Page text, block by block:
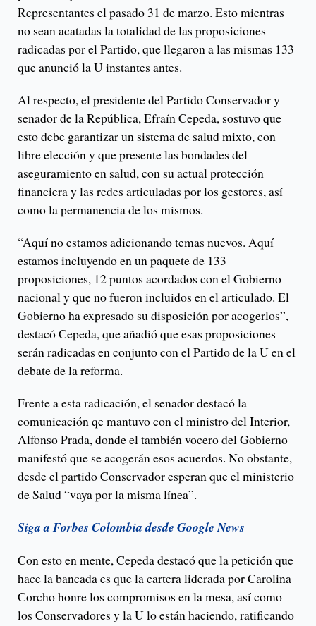
Representantes el pasado 31 de marzo. Esto mientras
no sean acatadas la totalidad de las proposiciones
radicadas por el Partido, que llegaron a las mismas 133
que anunció la U instantes antes.
Al respecto, el presidente del Partido Conservador y
senador de la República, Efraín Cepeda, sostuvo que
esto debe garantizar un sistema de salud mixto, con
libre elección y que presente las bondades del
aseguramiento en salud, con su actual protección
financiera y las redes articuladas por los gestores, así
como la permanencia de los mismos.
“Aquí no estamos adicionando temas nuevos. Aquí
estamos incluyendo en un paquete de 133
proposiciones, 12 puntos acordados con el Gobierno
nacional y que no fueron incluidos en el articulado. El
Gobierno ha expresado su disposición por acogerlos”,
destacó Cepeda, que añadió que esas proposiciones
serán radicadas en conjunto con el Partido de la U en el
debate de la reforma.
Frente a esta radicación, el senador destacó la
comunicación qe mantuvo con el ministro del Interior,
Alfonso Prada, donde el también vocero del Gobierno
manifestó que se acogerán esos acuerdos. No obstante,
desde el partido Conservador esperan que el ministerio
de Salud “vaya por la misma línea”.
Siga a Forbes Colombia desde Google News
Con esto en mente, Cepeda destacó que la petición que
hace la bancada es que la cartera liderada por Carolina
Corcho honre los compromisos en la mesa, así como
los Conservadores y la U lo están haciendo, ratificando